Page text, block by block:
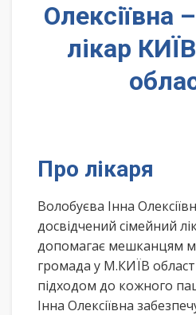
Олексіївна
лікар
Про лікаря
Волобуєва Інна
досвідчений сімейний
допомагає мешканцям
громада у М.КИЇВ
підходом до кожного
Інна Олексіївна